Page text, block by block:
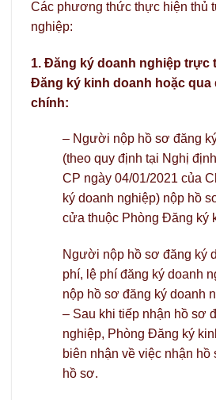
Các phương thức thực hiện thủ
nghiệp:
1. Đăng ký doanh nghiệp trực
Đăng ký kinh doanh hoặc qua
chính:
– Người nộp hồ sơ đăng
(theo quy định tại Nghị
CP ngày 04/01/2021 của
ký doanh nghiệp) nộp hồ
cửa thuộc Phòng Đăng ký
Người nộp hồ sơ đăng ký
phí, lệ phí đăng ký doanh
nộp hồ sơ đăng ký doanh
– Sau khi tiếp nhận hồ sơ
nghiệp, Phòng Đăng ký
biên nhận về việc nhận
hồ sơ.